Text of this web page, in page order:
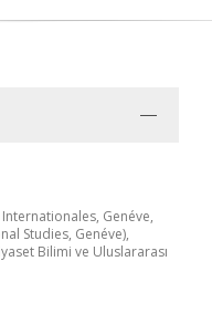
Genéve,
Studies, Genéve),
Bilimi ve Uluslararası